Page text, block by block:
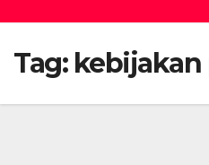
Tag: